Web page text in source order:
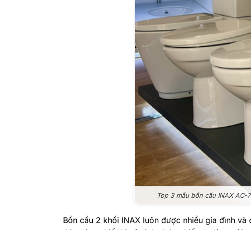
Top 3 mẫu bồn cầu INAX
Bồn cầu 2 khối INAX luôn được nhiều gia đình